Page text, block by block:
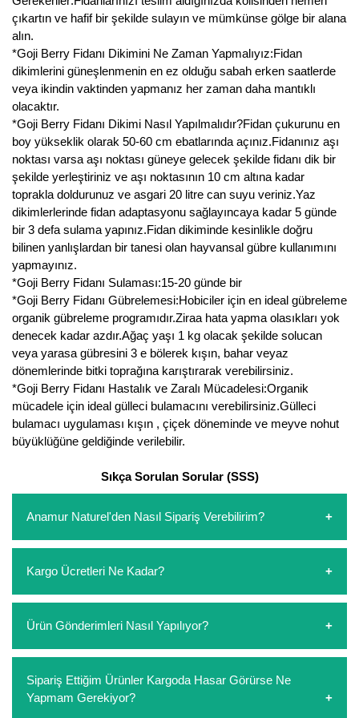
çıkartın ve hafif bir şekilde sulayın ve mümkünse gölge bir alana
alın.
*Goji Berry Fidanı Dikimini Ne Zaman Yapmalıyız:Fidan
dikimlerini güneşlenmenin en ez olduğu sabah erken saatlerde
veya ikindin vaktinden yapmanız her zaman daha mantıklı
olacaktır.
*Goji Berry Fidanı Dikimi Nasıl Yapılmalıdır?Fidan çukurunu en
boy yükseklik olarak 50-60 cm ebatlarında açınız.Fidanınız aşı
noktası varsa aşı noktası güneye gelecek şekilde fidanı dik bir
şekilde yerleştiriniz ve aşı noktasının 10 cm altına kadar
toprakla doldurunuz ve asgari 20 litre can suyu veriniz.Yaz
dikimlerlerinde fidan adaptasyonu sağlayıncaya kadar 5 günde
bir 3 defa sulama yapınız.Fidan dikiminde kesinlikle doğru
bilinen yanlışlardan bir tanesi olan hayvansal gübre kullanımını
yapmayınız.
*Goji Berry Fidanı Sulaması:15-20 günde bir
*Goji Berry Fidanı Gübrelemesi:Hobiciler için en ideal gübreleme
organik gübreleme programıdır.Ziraa hata yapma olasıkları yok
denecek kadar azdır.Ağaç yaşı 1 kg olacak şekilde solucan
veya yarasa gübresini 3 e bölerek kışın, bahar veyaz
dönemlerinde bitki toprağına karıştırarak verebilirsiniz.
*Goji Berry Fidanı Hastalık ve Zaralı Mücadelesi:Organik
mücadele için ideal gülleci bulamacını verebilirsiniz.Gülleci
bulamacı uygulaması kışın , çiçek döneminde ve meyve nohut
büyüklüğüne geldiğinde verilebilir.
Sıkça Sorulan Sorular (SSS)
Anamur Naturel'den Nasıl Sipariş Verebilirim?
oluşturarak,iletişim numaralarımızdan bizi arayarak veya
whatsapp hattımızdan bizlere isteklerinizi yazarak sipariş
ödemelerini sipariş verdikten sonra havale/eft veya sipariş
Kargo Ücretleri Ne Kadar?
etmeyin diye 1500 lira ve üzerindeki siparişlerinizde
kargoyu biz karşılıyoruz. 1500 Lira altında kalan
kargo ücreti ödeme aşamasında sepetinize eklenecektir.
Ürün Gönderimleri Nasıl Yapılıyor?
paketlenip gönderim yapılmaktadır.
Sipariş Ettiğim Ürünler Kargoda Hasar Görürse Ne
Yapmam Gerekiyor?